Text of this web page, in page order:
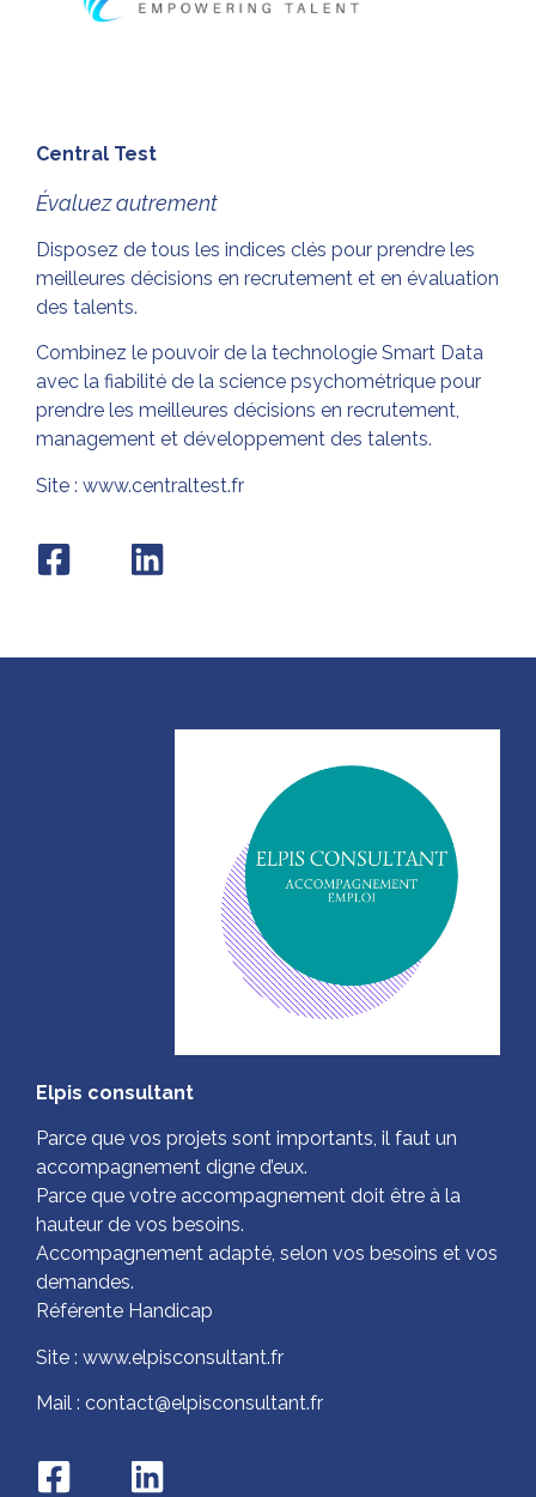
Central Test
Évaluez autrement
Disposez de tous les indices clés pour prendre les
meilleures décisions en recrutement et en évaluation
des talents.
Combinez le pouvoir de la technologie Smart Data
avec la fiabilité de la science psychométrique pour
prendre les meilleures décisions en recrutement,
management et développement des talents.
Site : www.centraltest.fr
Elpis consultant
Parce que vos projets sont importants, il faut un
accompagnement digne d’eux.
Parce que votre accompagnement doit être à la
hauteur de vos besoins.
Accompagnement adapté, selon vos besoins et vos
demandes.
Référente Handicap
Site : www.elpisconsultant.fr
Mail : contact@elpisconsultant.fr